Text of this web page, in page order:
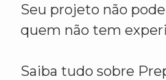
Seu projeto não
quem não tem
Saiba tudo sobre